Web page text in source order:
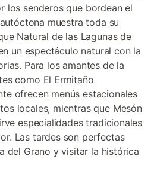
los senderos que bordean el
muestra toda su
Natural de las Lagunas de
un espectáculo natural con la
Para los amantes de la
como El Ermitaño
ofrecen menús estacionales
locales, mientras que Mesón
especialidades tradicionales
Las tardes son perfectas
del Grano y visitar la histórica